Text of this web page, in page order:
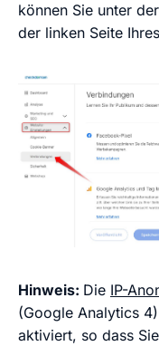
können Sie unter der
der linken Seite
Hinweis: Die IP-
(Google Analytics
aktiviert, so dass